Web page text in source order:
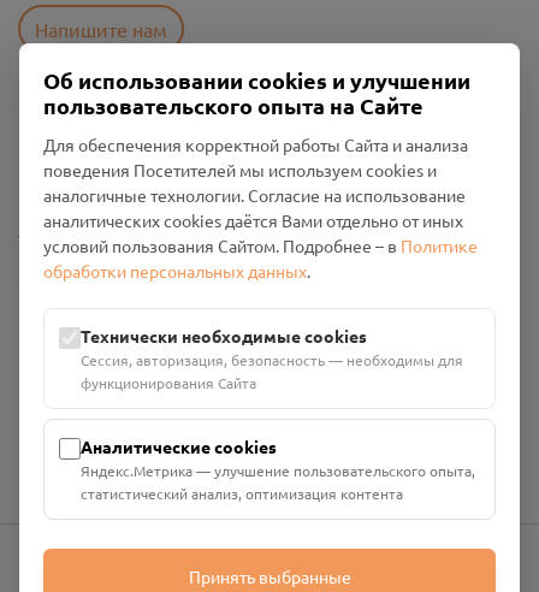
Напишите нам
Политика конфиденциальности
Промо-материалы
Настройки cookies
Общество с ограниченной ответственностью «Смоленский
Проект Помним»
ИНН: 6700029207 ОГРН: 1256700001986
Юридический адрес: 216790, Смоленская область, р-н
Руднянский, г. Рудня, улица Западная, д. 26А, пом. 18
Номер счёта: 40702810901130004287 в АО "АЛЬФА-БАНК"
Об использовании cookies и улучшении
пользовательского опыта на Сайте
Для обеспечения корректной работы Сайта и анализа
поведения Посетителей мы используем cookies и
аналогичные технологии. Согласие на использование
аналитических cookies даётся Вами отдельно от иных
условий пользования Сайтом. Подробнее – в Политике
обработки персональных данных.
Технически необходимые cookies
Сессия, авторизация, безопасность — необходимы для
функционирования Сайта
Аналитические cookies
Яндекс.Метрика — улучшение пользовательского опыта,
статистический анализ, оптимизация контента
Принять выбранные